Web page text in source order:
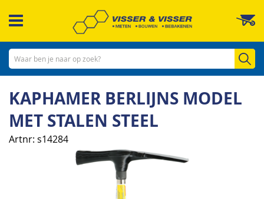
naar
inhoud
KAPHAMER BERLIJNS MODEL
MET STALEN STEEL
Artnr s14284